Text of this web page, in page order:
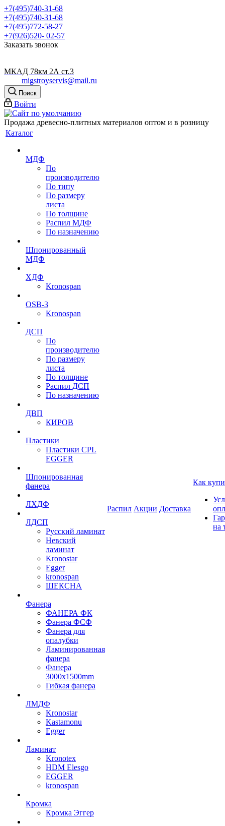
+7(495)740-31-68
+7(495)740-31-68
+7(495)772-58-27
+7(926)520- 02-57
Заказать звонок
МКАД 78км 2А ст.3
migstroyservis@mail.ru
Поиск
Войти
Продажа древесно-плитных материалов оптом и в розницу
Каталог
МДФ
По
производителю
По типу
По размеру
листа
По толщине
Распил МДФ
По назначению
Шпонированный
МДФ
ХДФ
Kronospan
OSB-3
Kronospan
ДСП
По
производителю
По размеру
листа
По толщине
Распил ДСП
По назначению
ДВП
КИРОВ
Пластики
Пластики CPL
EGGER
Шпонированная
фанера
ЛХДФ
ЛДСП
Русский ламинат
Невский
ламинат
Kronostar
Egger
kronospan
ШЕКСНА
Фанера
ФАНЕРА ФК
Фанера ФСФ
Фанера для
опалубки
Ламинированная
фанера
Фанера
3000х1500mm
Гибкая фанера
ЛМДФ
Kronostar
Kastamonu
Egger
Ламинат
Kronotex
HDM Elesgo
EGGER
kronospan
Кромка
Кромка Эггер
Распил Акции Доставка
Как
на